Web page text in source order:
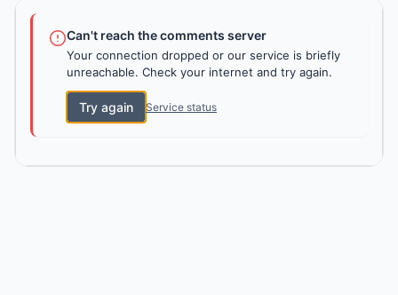
Can't reach the comments server
Your connection dropped or our service is briefly
unreachable. Check your internet and try again.
Try again Service status